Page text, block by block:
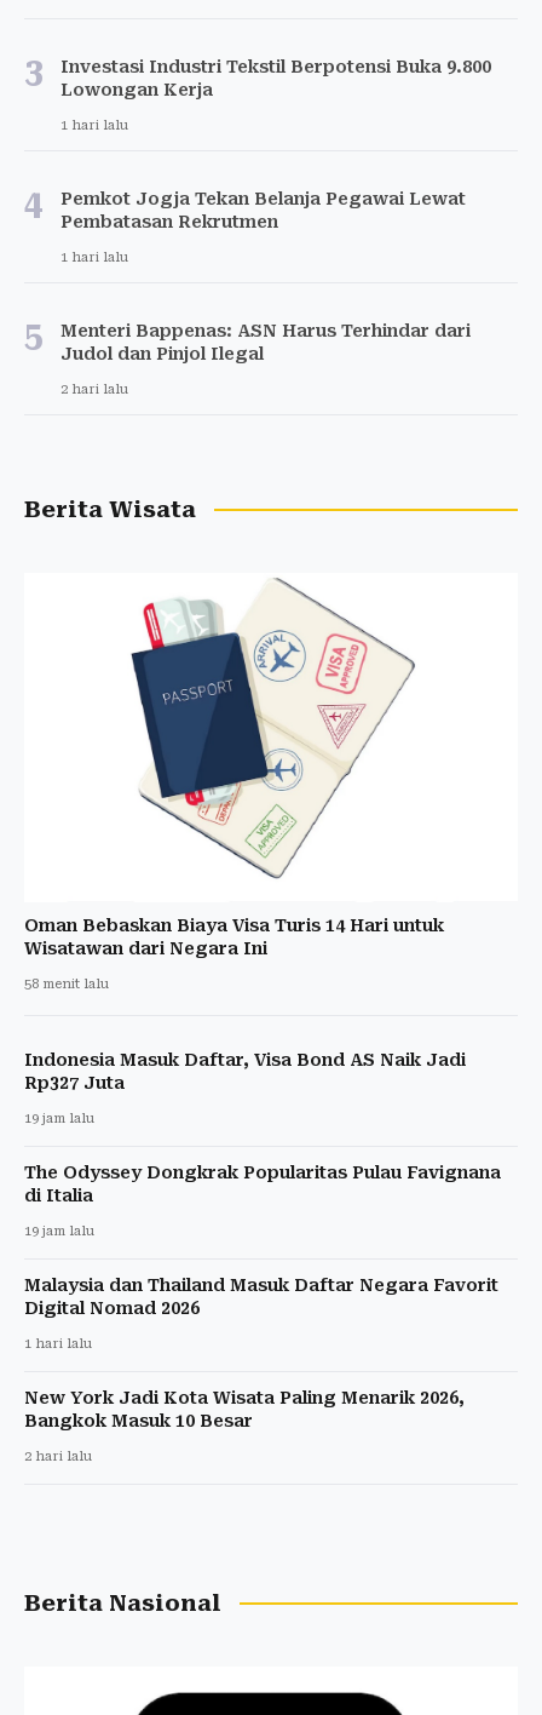
3
Investasi Industri Tekstil Berpotensi Buka 9.800
Lowongan Kerja
1 hari lalu
4
Pemkot Jogja Tekan Belanja Pegawai Lewat
Pembatasan Rekrutmen
1 hari lalu
5
Menteri Bappenas: ASN Harus Terhindar dari
Judol dan Pinjol Ilegal
2 hari lalu
Berita Wisata
Oman Bebaskan Biaya Visa Turis 14 Hari untuk
Wisatawan dari Negara Ini
58 menit lalu
Indonesia Masuk Daftar, Visa Bond AS Naik Jadi
Rp327 Juta
19 jam lalu
The Odyssey Dongkrak Popularitas Pulau Favignana
di Italia
19 jam lalu
Malaysia dan Thailand Masuk Daftar Negara Favorit
Digital Nomad 2026
1 hari lalu
New York Jadi Kota Wisata Paling Menarik 2026,
Bangkok Masuk 10 Besar
2 hari lalu
Berita Nasional